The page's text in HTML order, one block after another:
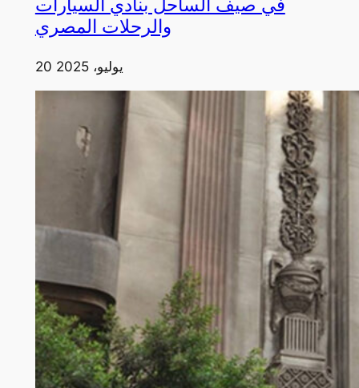
في صيف الساحل بنادي السيارات
والرحلات المصري
20 يوليو، 2025